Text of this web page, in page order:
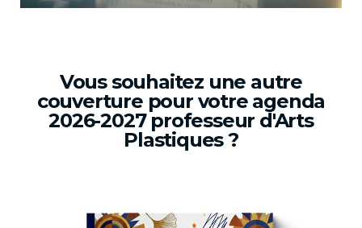
Vous souhaitez une autre
couverture pour votre agenda
2026-2027 professeur d'Arts
Plastiques ?